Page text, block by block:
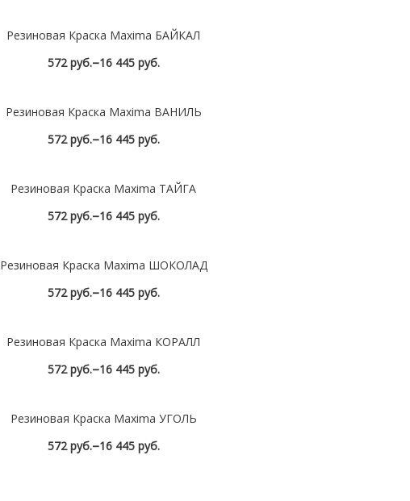
Резиновая Краска Maxima БАЙКАЛ
572 руб.–16 445 руб.
Резиновая Краска Maxima ВАНИЛЬ
572 руб.–16 445 руб.
Резиновая Краска Maxima ТАЙГА
572 руб.–16 445 руб.
Резиновая Краска Maxima ШОКОЛАД
572 руб.–16 445 руб.
Резиновая Краска Maxima КОРАЛЛ
572 руб.–16 445 руб.
Резиновая Краска Maxima УГОЛЬ
572 руб.–16 445 руб.